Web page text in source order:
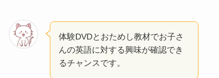
体験DVDとおためし教材でお子さ
んの英語に対する興味が確認でき
るチャンスです。